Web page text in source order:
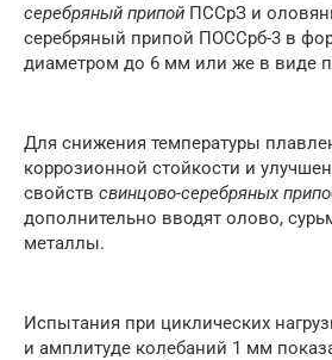
серебряный припой ПССрЗ и
серебряный припой ПОССрб-3 в
диаметром до 6 мм или же в виде
Для снижения температуры
коррозионной стойкости и
свойств свинцово-серебряных
дополнительно вводят олово,
металлы.
Испытания при циклических
и амплитуде колебаний 1 мм